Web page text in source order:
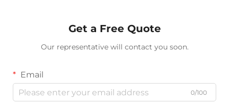
Get a Free Quote
Our representative will contact you soon.
Email
0/100